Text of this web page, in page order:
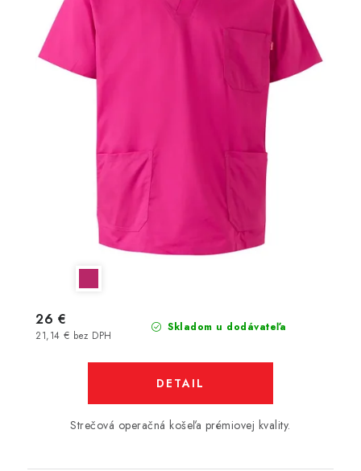
Skladom u dodávateľa
21,14 € bez DPH
26 €
DETAIL
Strečová operačná košeľa prémiovej kvality.